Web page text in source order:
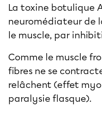
La toxine botulique
neuromédiateur de
le muscle, par
Comme le muscle
fibres ne se
relâchent (effet
paralysie flasque).